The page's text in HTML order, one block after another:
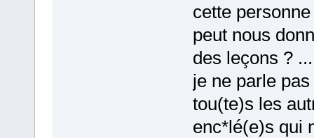
cette personne
peut nous
des leçons ?
je ne parle pas
tou(te)s les
enc*lé(e)s qui